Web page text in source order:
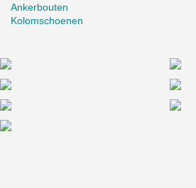
Ankerbouten
Kolomschoenen